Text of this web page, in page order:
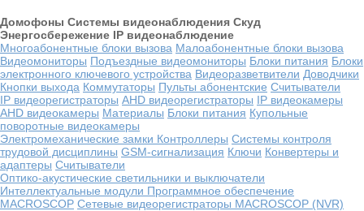
Домофоны Системы видеонаблюдения Скуд
Энергосбережение IP видеонаблюдение
Многоабонентные блоки вызова Малоабонентные блоки вызова
Видеомониторы Подъездные видеомониторы Блоки питания Блоки
электронного ключевого устройства Видеоразветвители Доводчики
Кнопки выхода Коммутаторы Пульты абонентские Считыватели
IP видеорегистраторы AHD видеорегистраторы IP видеокамеры
AHD видеокамеры Материалы Блоки питания Купольные
поворотные видеокамеры
Электромеханические замки Контроллеры Системы контроля
трудовой дисциплины GSM-сигнализация Ключи Конвертеры и
адаптеры Считыватели
Оптико-акустические светильники и выключатели
Интеллектуальные модули Программное обеспечение
MACROSCOP Сетевые видеорегистраторы MACROSCOP (NVR)